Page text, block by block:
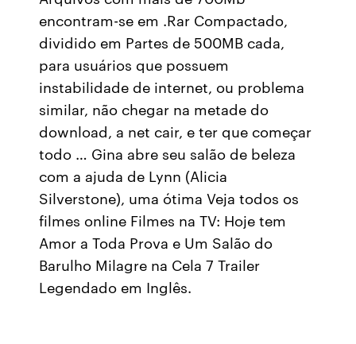
encontram-se em .Rar Compactado,
dividido em Partes de 500MB cada,
para usuários que possuem
instabilidade de internet, ou problema
similar, não chegar na metade do
download, a net cair, e ter que começar
todo … Gina abre seu salão de beleza
com a ajuda de Lynn (Alicia
Silverstone), uma ótima Veja todos os
filmes online Filmes na TV: Hoje tem
Amor a Toda Prova e Um Salão do
Barulho Milagre na Cela 7 Trailer
Legendado em Inglês.